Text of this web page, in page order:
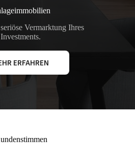
Vermarktung Ihres
Investments.
ERFAHREN